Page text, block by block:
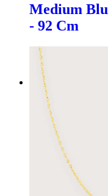
Medium
- 92 Cm